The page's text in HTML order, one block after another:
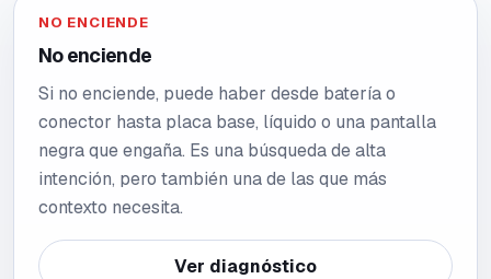
NO ENCIENDE
No enciende
Si no enciende, puede haber desde batería o
conector hasta placa base, líquido o una pantalla
negra que engaña. Es una búsqueda de alta
intención, pero también una de las que más
contexto necesita.
Ver diagnóstico